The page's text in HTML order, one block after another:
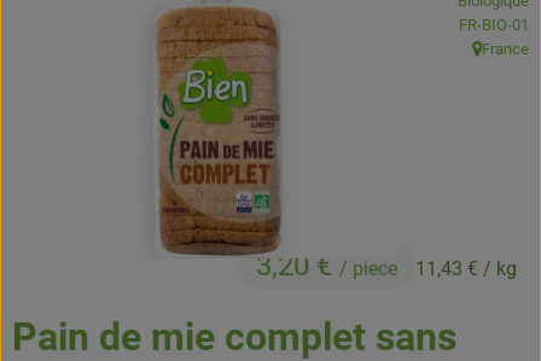
Accessoires et divers
Cosmétique et hygiène
Pain de mie complet sans
3,20 € / piece 11,43 € / kg
, Autorité
FR-BIO-01
, Origine:
France